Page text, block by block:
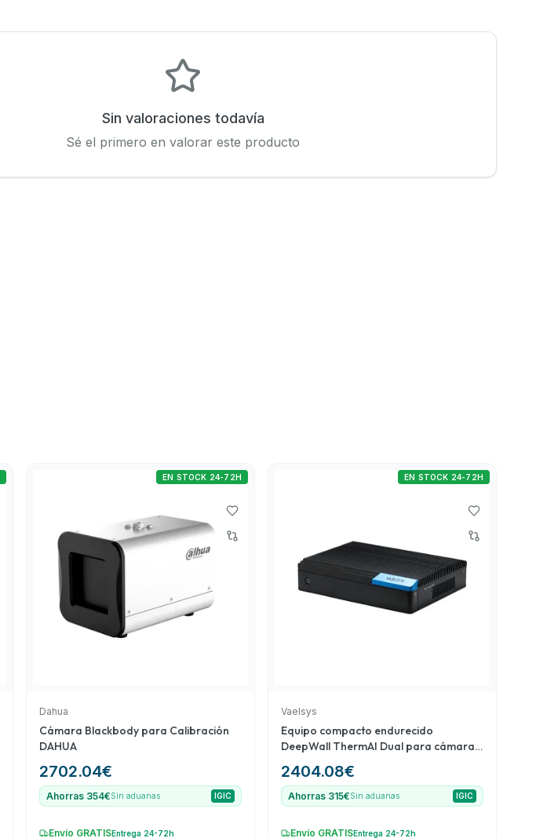
Sin valoraciones todavía
Sé el primero en valorar este producto
Dahua
Cámara Blackbody para Calibración
DAHUA
2702.04€
EN STOCK 24-72H
Ahorras 354€Sin aduanas IGIC
Envío GRATISEntrega 24-72h
Vaelsys
Equipo compacto endurecido
DeepWall ThermAI Dual para cámaras
2404.08€
EN STOCK 24-72H
Ahorras 315€Sin aduanas IGIC
Envío GRATISEntrega 24-72h